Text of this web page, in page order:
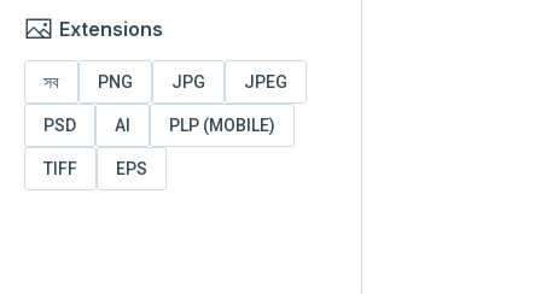
Extensions
সব PNG JPG JPEG
PSD AI PLP (MOBILE)
TIFF EPS